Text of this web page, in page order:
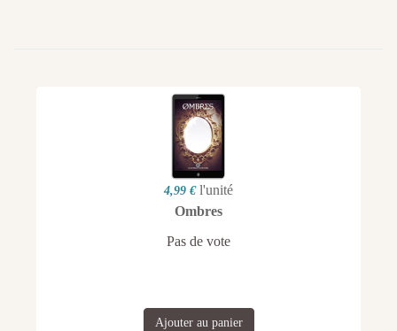
4,99 € l'unité
Ombres
Pas de vote
Ajouter au panier